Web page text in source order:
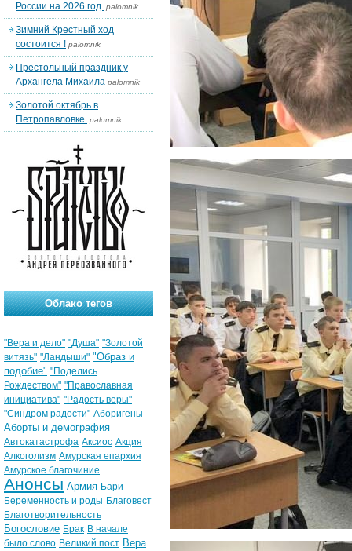
России на 2026 год. palomnik
Зимний Крестный ход
состоится ! palomnik
Престольный праздник у
Архангела Михаила palomnik
Золотой октябрь в
Петропавловке. palomnik
Облако тегов
"Вера и дело" "Душа" "Золотой
витязь" "Ландыши" "Образ и
подобие" "Поделись
Рождеством" "Православная
инициатива" "Радость веры"
"Синдром радости" Аборигены
Аборты и демография
Автокатастрофа Аксиос Акция
Алкоголизм Амурская епархия
Амурское благочиние
Анонсы Армия Бари
Беременность и роды Благовест
Благотворительность
Богословие Брак В начале
было слово Великий пост Вера